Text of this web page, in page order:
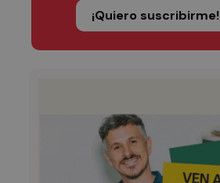
¡Quiero suscribirme!